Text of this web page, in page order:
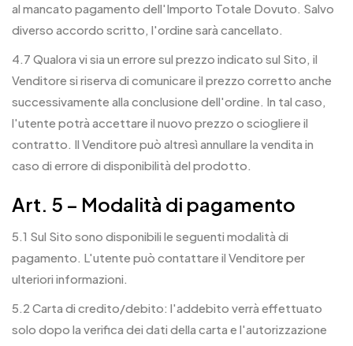
al mancato pagamento dell'Importo Totale Dovuto. Salvo
diverso accordo scritto, l'ordine sarà cancellato.
4.7 Qualora vi sia un errore sul prezzo indicato sul Sito, il
Venditore si riserva di comunicare il prezzo corretto anche
successivamente alla conclusione dell'ordine. In tal caso,
l'utente potrà accettare il nuovo prezzo o sciogliere il
contratto. Il Venditore può altresì annullare la vendita in
caso di errore di disponibilità del prodotto.
Art. 5 – Modalità di pagamento
5.1 Sul Sito sono disponibili le seguenti modalità di
pagamento. L'utente può contattare il Venditore per
ulteriori informazioni.
5.2 Carta di credito/debito: l'addebito verrà effettuato
solo dopo la verifica dei dati della carta e l'autorizzazione